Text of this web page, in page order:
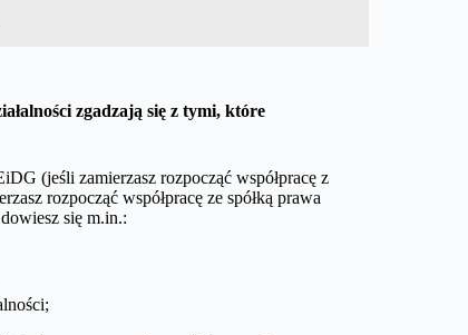
zgadzają się z tymi, które
(jeśli zamierzasz rozpocząć współpracę z
rozpocząć współpracę ze spółką prawa
się m.in.: